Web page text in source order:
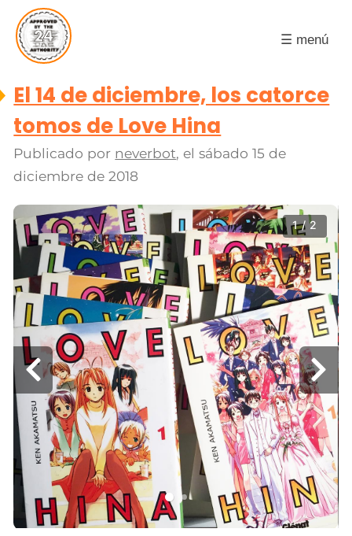
☰ menú
El 14 de diciembre, los catorce
tomos de Love Hina
Publicado por neverbot, elsábado 15 de
diciembre de 2018
1 / 2